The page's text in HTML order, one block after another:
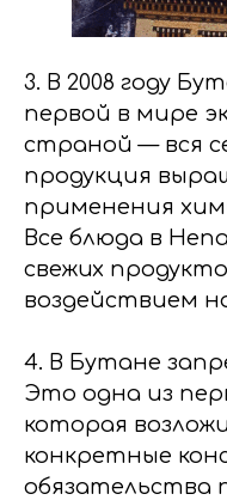
3. В 2008 году
первой в мире
страной — вся
продукция
применения
Все блюда в
свежих
воздействием
4. В Бутане
Это одна из
которая
конкретные
обязательства